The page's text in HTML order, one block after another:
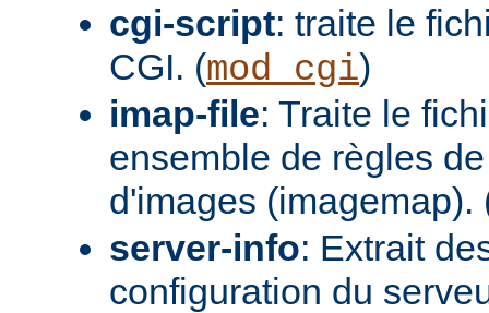
cgi-script: traite le
CGI. (mod_cgi)
imap-file: Traite le
ensemble de règles
d'images (imagemap).
server-info: Extrait
configuration du